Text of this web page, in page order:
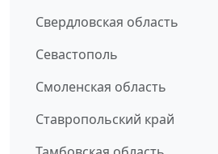
Свердловская область
Севастополь
Смоленская область
Ставропольский край